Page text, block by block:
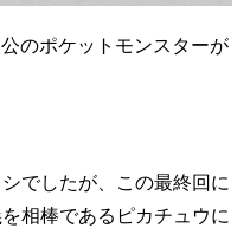
のポケットモンスターが
でしたが、この最終回に
相棒であるピカチュウに